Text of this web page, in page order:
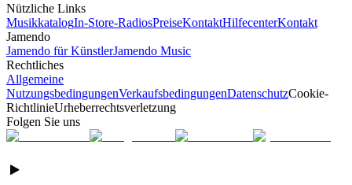
Nützliche Links
MusikkatalogIn-Store-RadiosPreiseKontaktHilfecenterKontakt
Jamendo
Jamendo für KünstlerJamendo Music
Rechtliches
Allgemeine
NutzungsbedingungenVerkaufsbedingungenDatenschutzCookie-
RichtlinieUrheberrechtsverletzung
Folgen Sie uns